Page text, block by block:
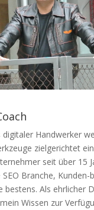
digitaler Handwerker
zielgerichtet
seit über 15
SEO Branche,
bestens. Als ehrlicher
Wissen zur